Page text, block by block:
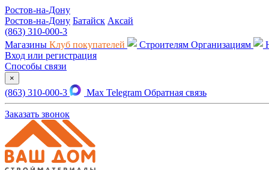
Ростов-на-Дону
Ростов-на-Дону Батайск Аксай
(863) 310-000-3
Магазины Клуб покупателей Строителям Организациям
Вход или регистрация
Способы связи
×
(863) 310-000-3 Max Telegram Обратная связь
Заказать звонок